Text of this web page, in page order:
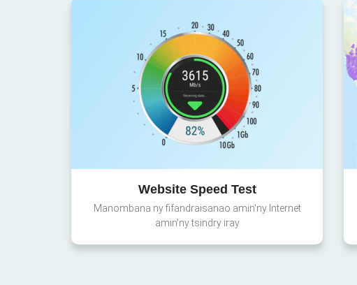
Website Speed Test
Manombana ny fifandraisanao amin'ny Internet
amin'ny tsindry iray